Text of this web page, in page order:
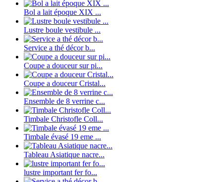
Bol a lait époque XIX ...
Lustre boule vestibule ...
Service a thé décor b...
Coupe a douceur sur pi...
Coupe a douceur Cristal...
Ensemble de 8 verrine c...
Timbale Christofle Coll...
Timbale évasé 19 eme ...
Tableau Asiatique nacre...
lustre important fer fo...